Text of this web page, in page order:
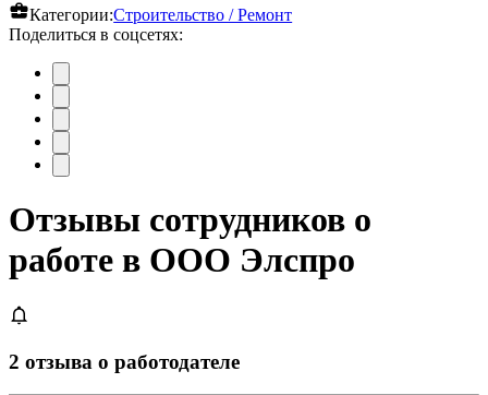
Категории:Строительство / Ремонт
Поделиться в соцсетях:
Отзывы сотрудников о
работе в ООО Элспро
2 отзыва о работодателе